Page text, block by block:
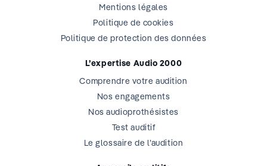
Mentions légales
Politique de cookies
Politique de protection des données
L’expertise Audio 2000
Comprendre votre audition
Nos engagements
Nos audioprothésistes
Test auditif
Le glossaire de l’audition